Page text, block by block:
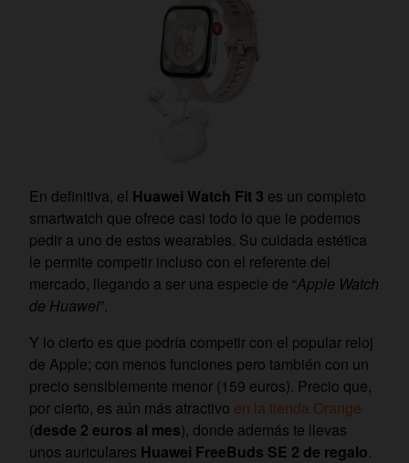
En definitiva, el Huawei Watch Fit 3 es un completo
smartwatch que ofrece casi todo lo que le podemos
pedir a uno de estos wearables. Su cuidada estética
le permite competir incluso con el referente del
mercado, llegando a ser una especie de “Apple Watch
de Huawei”.
Y lo cierto es que podría competir con el popular reloj
de Apple; con menos funciones pero también con un
precio sensiblemente menor (159 euros). Precio que,
por cierto, es aún más atractivo en la tienda Orange
(desde 2 euros al mes), donde además te llevas
unos auriculares Huawei FreeBuds SE 2 de regalo.